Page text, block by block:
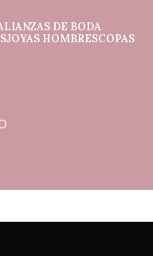
DE BODA
JOYAS HOMBRESCOPAS